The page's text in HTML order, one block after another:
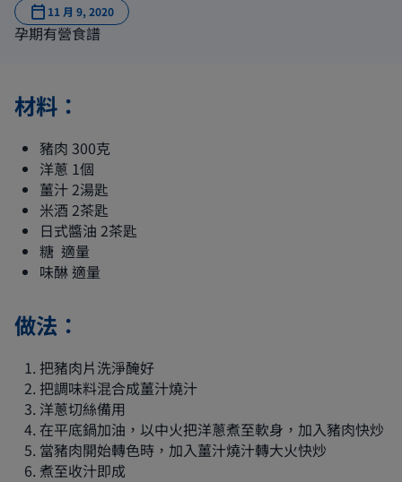
11 月 9, 2020
孕期有營食譜
材料：
豬肉 300克
洋蔥 1個
薑汁 2湯匙
米酒 2茶匙
日式醬油 2茶匙
糖 適量
味醂 適量
做法：
把豬肉片洗淨醃好
把調味料混合成薑汁燒汁
洋蔥切絲備用
在平底鍋加油，以中火把洋蔥煮至軟身，加入豬肉快炒
當豬肉開始轉色時，加入薑汁燒汁轉大火快炒
煮至收汁即成